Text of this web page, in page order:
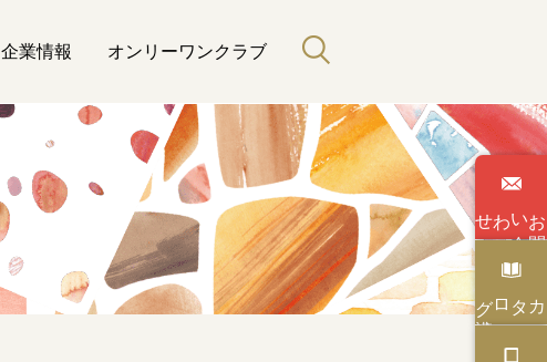
い
わせ
カタログ
企業情報 オンリーワンクラブ